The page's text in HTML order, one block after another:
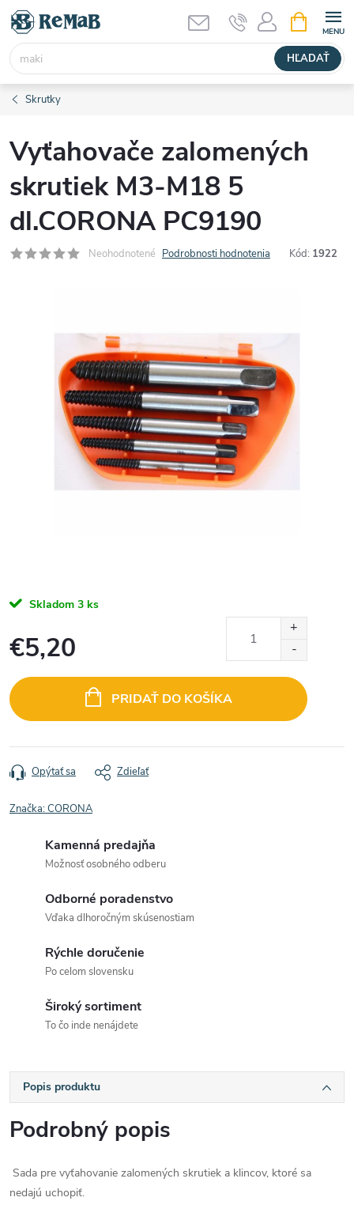
Prejsť
obsah
HĽADAŤ
KOŠÍK
Skrutky
Vyťahovače zalomených
skrutiek M3-M18 5
dl.CORONA PC9190
Neohodnotené Podrobnosti hodnotenia Kód: 1922
Skladom 3 ks
€5,20
cena:
PRIDAŤ DO KOŠÍKA
Opýtať sa Zdieľať
Značka:CORONA
Kamenná predajňa
Možnosť osobného odberu
Odborné poradenstvo
Vďaka dlhoročným skúsenostiam
Rýchle doručenie
Po celom slovensku
Široký sortiment
To čo inde nenájdete
Popis produktu
Podrobný popis
Sada pre vyťahovanie zalomených skrutiek a klincov, ktoré sa
nedajú uchopiť.